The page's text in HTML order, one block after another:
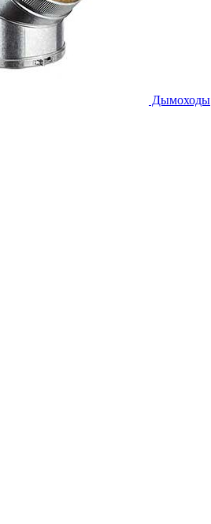
Дымоходы